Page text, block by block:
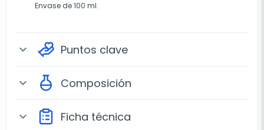
Envase de 100 ml.
expand_more Puntos clave
expand_more Composición
expand_more Ficha técnica